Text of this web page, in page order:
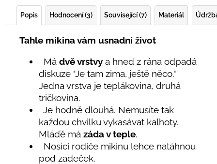
Popis Hodnocení (3) Související (7) Materiál
Tahle mikina vám usnadní život
Má dvě vrstvy a hned z rána odpadá
diskuze "Je tam zima, ještě něco."
Jedna vrstva je teplákovina, druhá
tričkovina.
Je hodně dlouhá. Nemusíte tak
každou chvilku vykasávat kalhoty.
Mláďě má záda v teple.
Nosící rodiče mikinu lehce natáhnou
pod zadeček.